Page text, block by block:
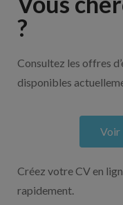
?
Consultez les offres
disponibles
Voir
Créez votre CV en
rapidement.